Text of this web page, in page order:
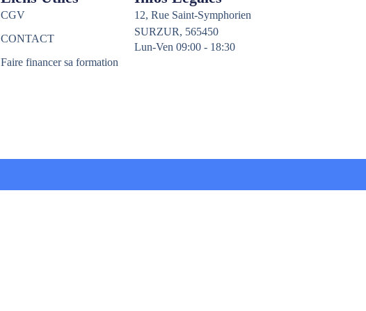
CGV
CONTACT
Faire financer sa formation
12, Rue Saint-Symphorien
SURZUR, 565450
Lun-Ven 09:00 - 18:30